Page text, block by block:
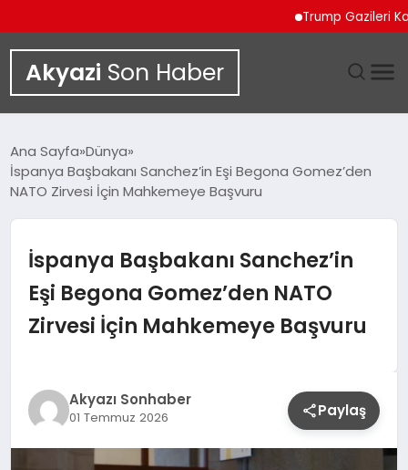
Trump Gazileri
Akyazi Son Haber
SIYASET
EKONOMI
SPOR
YAŞAM
Ana Sayfa Dünya
İspanya Başbakanı Sanchez’in Eşi Begona Gomez’den
NATO Zirvesi İçin Mahkemeye Başvuru
İspanya Başbakanı Sanchez’in
Eşi Begona Gomez’den NATO
Zirvesi İçin Mahkemeye Başvuru
Akyazı Sonhaber
01 Temmuz 2026 Paylaş